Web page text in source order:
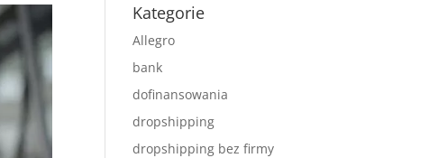
Kategorie
Allegro
bank
dofinansowania
dropshipping
dropshipping bez firmy